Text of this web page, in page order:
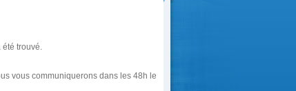
trouvé.
vous communiquerons dans les 48h le